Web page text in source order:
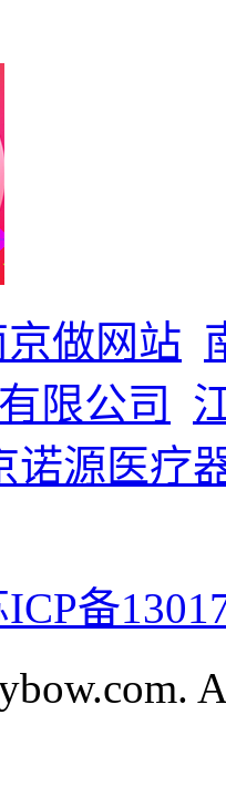
京做网站
限公司
诺源医疗
ICP备